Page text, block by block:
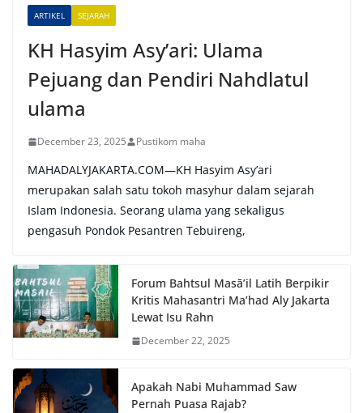
ARTIKEL SEJARAH
KH Hasyim Asy’ari: Ulama
Pejuang dan Pendiri Nahdlatul
ulama
December 23, 2025 Pustikom maha
MAHADALYJAKARTA.COM—KH Hasyim Asy’ari
merupakan salah satu tokoh masyhur dalam sejarah
Islam Indonesia. Seorang ulama yang sekaligus
pengasuh Pondok Pesantren Tebuireng,
Forum Bahtsul Masā’il Latih Berpikir
Kritis Mahasantri Ma’had Aly Jakarta
Lewat Isu Rahn
December 22, 2025
Apakah Nabi Muhammad Saw
Pernah Puasa Rajab?